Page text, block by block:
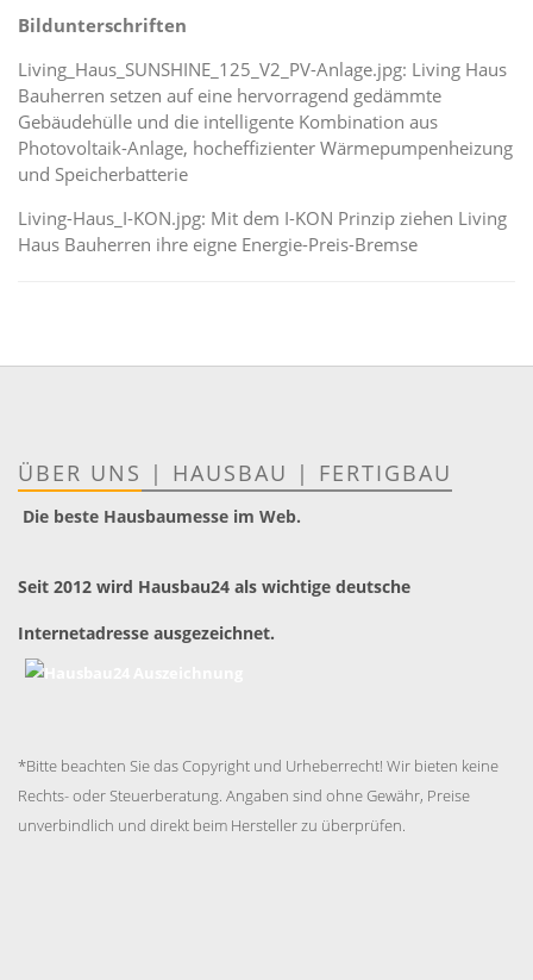
Bildunterschriften
Living_Haus_SUNSHINE_125_V2_PV-Anlage.jpg: Living Haus
Bauherren setzen auf eine hervorragend gedämmte
Gebäudehülle und die intelligente Kombination aus
Photovoltaik-Anlage, hocheffizienter Wärmepumpenheizung
und Speicherbatterie
Living-Haus_I-KON.jpg: Mit dem I-KON Prinzip ziehen Living
Haus Bauherren ihre eigne Energie-Preis-Bremse
ÜBER UNS | HAUSBAU | FERTIGBAU
Die beste Hausbaumesse im Web.
Seit 2012 wird Hausbau24 als wichtige deutsche
Internetadresse ausgezeichnet.
*Bitte beachten Sie das Copyright und Urheberrecht! Wir bieten keine
Rechts- oder Steuerberatung. Angaben sind ohne Gewähr, Preise
unverbindlich und direkt beim Hersteller zu überprüfen.